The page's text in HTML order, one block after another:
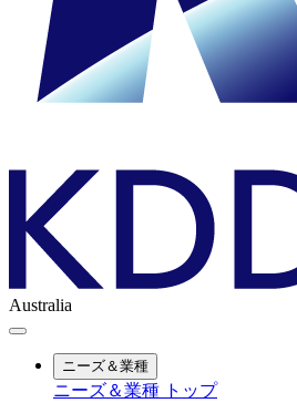
Australia
ニーズ＆業種
ニーズ＆業種 トップ